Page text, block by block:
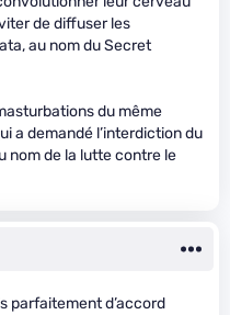
de diffuser les
au nom du Secret
du même
a demandé l’interdiction du
nom de la lutte contre le
parfaitement d’accord